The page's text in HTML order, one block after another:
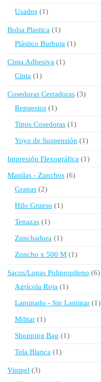
Usados 11
Bolsa Plastica
11
producto
Plástico Burbuja 11
Cinta Adhesiva
11
Cinta 11
Cosedoras Cerradoras 33
Repuestos 11
Tipos Cosedoras 11
Yoyo de Suspensión 11
Impresión Flexográfica
11
Manilas - Zunchos 66
Grapas 22
Hilo Grueso 11
Tenazas 11
Zunchadora 11
Zuncho x 500 M 11
Sacos/Lonas Polipropileno
66
Agrícola Roja 11
Laminado - Sin Laminar 11
Militar 11
Shopping Bag 11
Tela Blanca 11
Vinipel 33